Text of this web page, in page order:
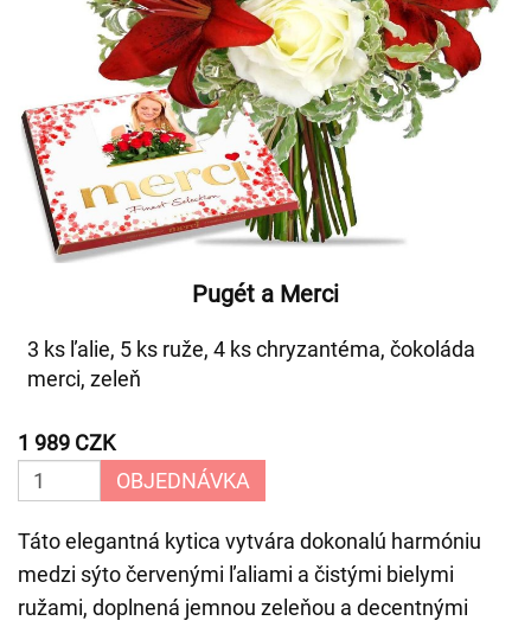
Pugét a Merci
3 ks ľalie, 5 ks ruže, 4 ks chryzantéma, čokoláda
merci, zeleň
1 989 CZK
OBJEDNÁVKA
Táto elegantná kytica vytvára dokonalú harmóniu
medzi sýto červenými ľaliami a čistými bielymi
ružami, doplnená jemnou zeleňou a decentnými